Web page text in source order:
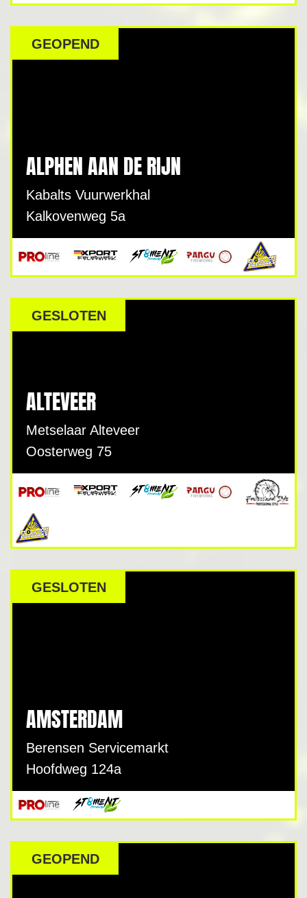
GEOPEND
ALPHEN AAN DE RIJN
Kabalts Vuurwerkhal
Kalkovenweg 5a
GESLOTEN
ALTEVEER
Metselaar Alteveer
Oosterweg 75
GESLOTEN
AMSTERDAM
Berensen Servicemarkt
Hoofdweg 124a
GEOPEND